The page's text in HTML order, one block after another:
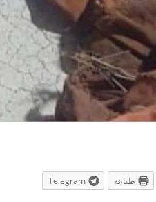
طباعة Telegram